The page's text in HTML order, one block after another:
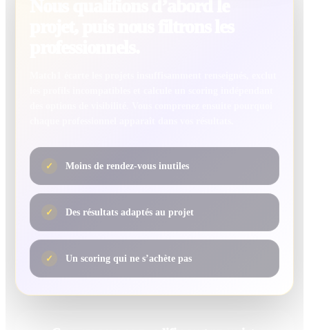
✓ Moins de rendez-vous inutiles
✓ Des résultats adaptés au projet
✓ Un scoring qui ne s’achète pas